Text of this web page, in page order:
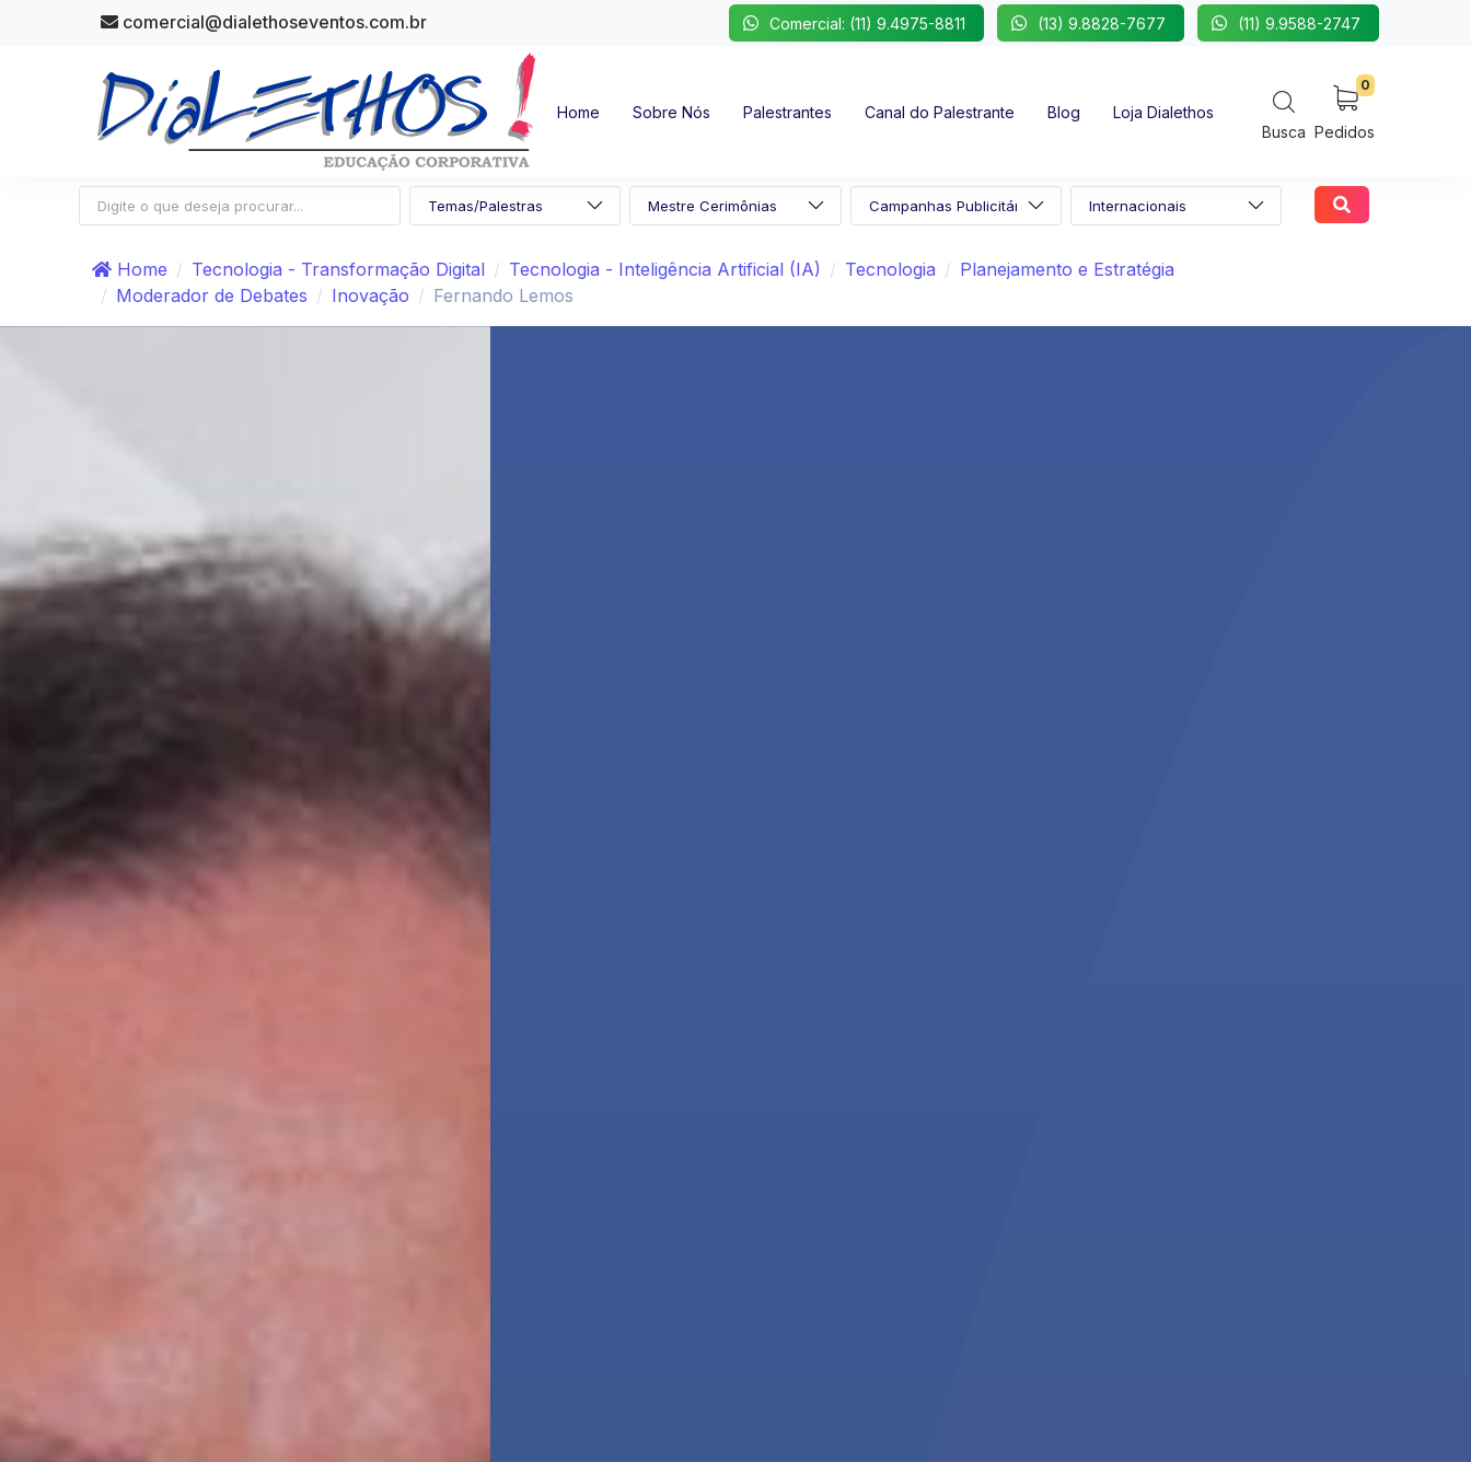
comercial@dialethoseventos.com.br Comercial: (11) 9.4975-8811 (13) 9.8828-7677 (11) 9.9588-2747
Home Sobre Nós Palestrantes Canal do Palestrante Blog
Loja Dialethos
Busca
0
Pedidos
Home Tecnologia - Transformação Digital Tecnologia - Inteligência Artificial (IA) Tecnologia
Planejamento e Estratégia
Moderador de Debates
Inovação Fernando Lemos